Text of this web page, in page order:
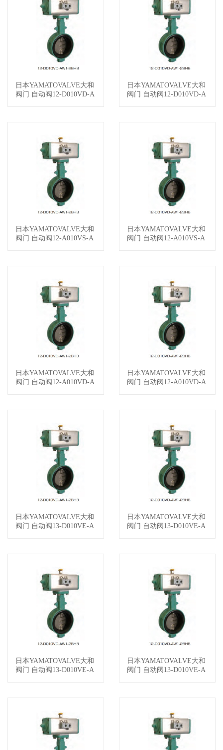
查看详情
日本YAMATOVALVE大和
阀门 自动阀12-D010VD-A
查看详情
日本YAMATOVALVE大和
阀门 自动阀12-D010VD-A
查看详情
日本YAMATOVALVE大和
阀门 自动阀12-A010VS-A
查看详情
日本YAMATOVALVE大和
阀门 自动阀12-A010VS-A
查看详情
日本YAMATOVALVE大和
阀门 自动阀12-A010VD-A
查看详情
日本YAMATOVALVE大和
阀门 自动阀12-A010VD-A
查看详情
日本YAMATOVALVE大和
阀门 自动阀13-D010VE-A
查看详情
日本YAMATOVALVE大和
阀门 自动阀13-D010VE-A
查看详情
日本YAMATOVALVE大和
阀门 自动阀13-D010VE-A
查看详情
日本YAMATOVALVE大和
阀门 自动阀13-D010VE-A